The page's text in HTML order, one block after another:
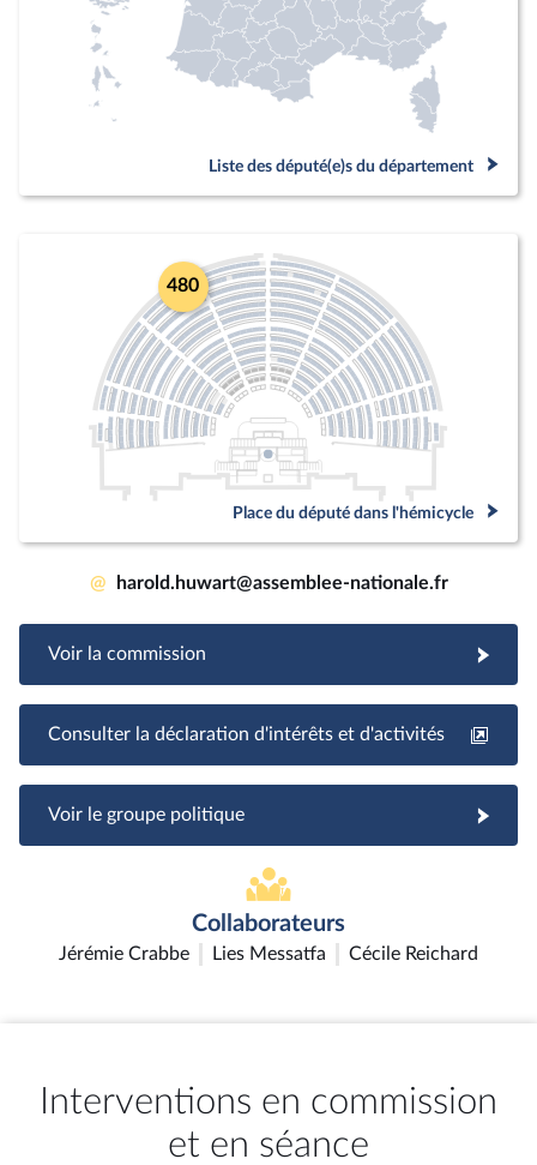
Liste des député(e)s du département
480
Place du député dans l'hémicycle
@ harold.huwart@assemblee-nationale.fr
Voir la commission
Consulter la déclaration d'intérêts et d'activités
Voir le groupe politique
Collaborateurs
Jérémie Crabbe Lies Messatfa Cécile Reichard
Interventions en commission
et en séance